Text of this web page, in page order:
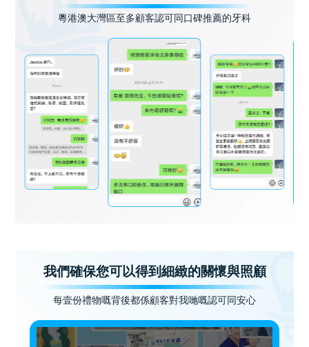
粵港澳大灣區至多顧客認可同口碑推薦的牙科
我們確保您可以得到細緻的關懷與照顧
每壹份禮物嘅背後都係顧客對我哋嘅認可同安心